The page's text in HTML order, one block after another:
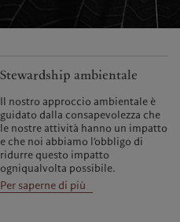
Stewardship ambientale
Il nostro approccio ambientale è
guidato dalla consapevolezza che
le nostre attività hanno un impatto
e che noi abbiamo l’obbligo di
ridurre questo impatto
ogniqualvolta possibile.
Per saperne di più